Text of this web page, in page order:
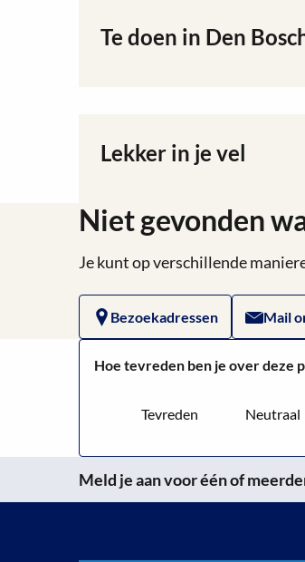
Te doen in Den
Lees
in
Den
Lekker in je vel
Lees
Lekker
je
Niet gevonden
Je kunt op verschillende
Bezoekadressen Mail
Hoe tevreden ben je over deze
Tevreden Neutraal
Meld je aan voor één of